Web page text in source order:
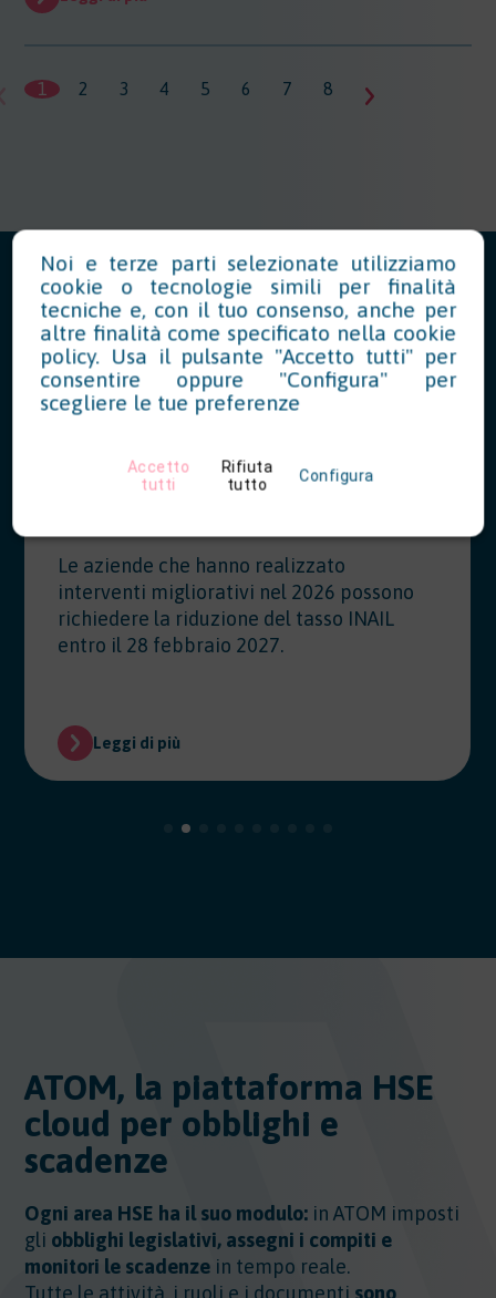
1 2 3 4 5 6 7 8 9
News in Evidenza
tasso INAIL per prevenzione
Le aziende che hanno realizzato
interventi migliorativi nel 2026 possono
richiedere la riduzione del tasso INAIL
entro il 28 febbraio 2027.
Leggi di più
ATOM, la piattaforma HSE
cloud per obblighi e
scadenze
Ogni area HSE ha il suo modulo: in ATOM imposti
gli obblighi legislativi, assegni i compiti e
monitori le scadenze in tempo reale.
Tutte le attività, i ruoli e i documenti sono
Noi e terze parti selezionate utilizziamo
cookie o tecnologie simili per finalità
tecniche e, con il tuo consenso, anche per
altre finalità come specificato nella cookie
policy. Usa il pulsante "Accetto tutti" per
consentire oppure "Configura" per
scegliere le tue preferenze
Accetto
tutti
Rifiuta
tutto
Configura